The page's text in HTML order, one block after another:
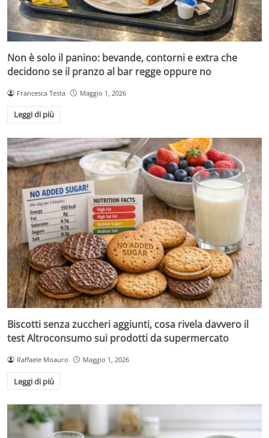
Non è solo il panino: bevande, contorni e extra che
decidono se il pranzo al bar regge oppure no
Francesca Testa Maggio 1, 2026
Leggi di più
Biscotti senza zuccheri aggiunti, cosa rivela davvero il
test Altroconsumo sui prodotti da supermercato
Raffaele Moauro Maggio 1, 2026
Leggi di più